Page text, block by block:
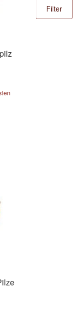
Filter